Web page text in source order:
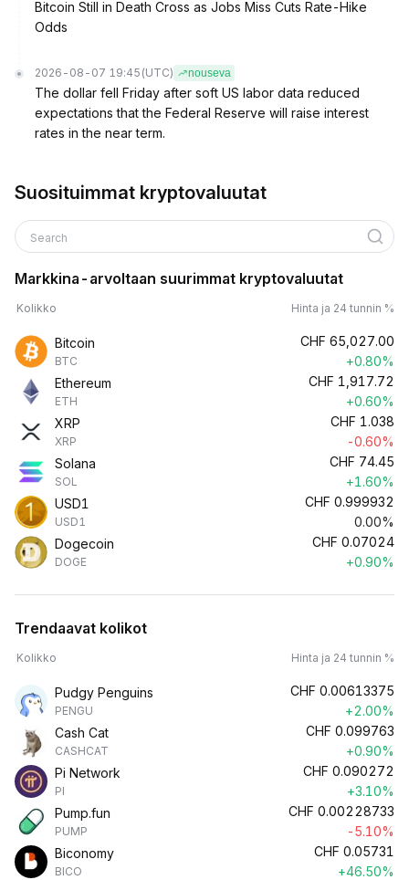
Bitcoin Still in Death Cross as Jobs Miss Cuts Rate-Hike
Odds
2026-08-07 19:45 (UTC) nouseva
The dollar fell Friday after soft US labor data reduced
expectations that the Federal Reserve will raise interest
rates in the near term.
Suosituimmat kryptovaluutat
Search
Markkina-arvoltaan suurimmat kryptovaluutat
Kolikko Hinta ja 24 tunnin %
Bitcoin
BTC
CHF 65,027.00
+0.80%
Ethereum
ETH
CHF 1,917.72
+0.60%
XRP
XRP
CHF 1.038
-0.60%
Solana
SOL
CHF 74.45
+1.60%
USD1
USD1
CHF 0.999932
0.00%
Dogecoin
DOGE
CHF 0.07024
+0.90%
Trendaavat kolikot
Kolikko Hinta ja 24 tunnin %
Pudgy Penguins
PENGU
CHF 0.00613375
+2.00%
Cash Cat
CASHCAT
CHF 0.099763
+0.90%
Pi Network
PI
CHF 0.090272
+3.10%
Pump.fun
PUMP
CHF 0.00228733
-5.10%
Biconomy
BICO
CHF 0.05731
+46.50%